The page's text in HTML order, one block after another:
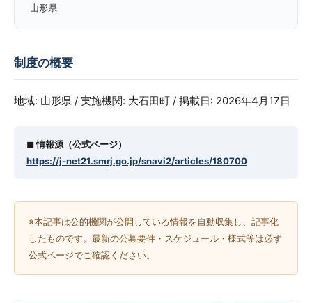
山形県
制度の概要
地域: 山形県 / 実施機関: 大石田町 / 掲載日: 2026年4月17日
◼︎ 情報源（公式ページ）
https://j-net21.smrj.go.jp/snavi2/articles/180700
※本記事は公的機関が公開している情報を自動収集し、記事化
したものです。最新の公募要件・スケジュール・様式等は必ず
公式ページでご確認ください。